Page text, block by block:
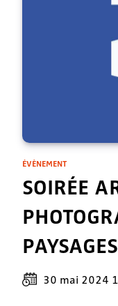
ÉVÈNEMENT
SOIRÉE
PAYSAGES
30 mai 2024